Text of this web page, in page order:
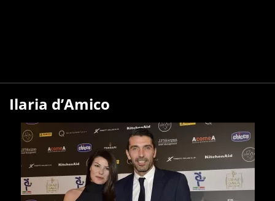
Ilaria d’Amico